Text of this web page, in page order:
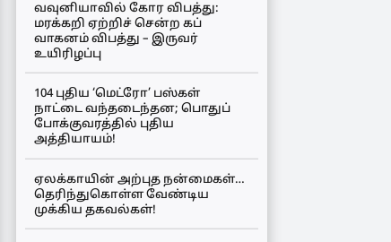
வவுனியாவில் கோர விபத்து:
மரக்கறி ஏற்றிச் சென்ற கப்
வாகனம் விபத்து – இருவர்
உயிரிழப்பு
104 புதிய ‘மெட்ரோ’ பஸ்கள்
நாட்டை வந்தடைந்தன; பொதுப்
போக்குவரத்தில் புதிய
அத்தியாயம்!
ஏலக்காயின் அற்புத நன்மைகள்…
தெரிந்துகொள்ள வேண்டிய
முக்கிய தகவல்கள்!